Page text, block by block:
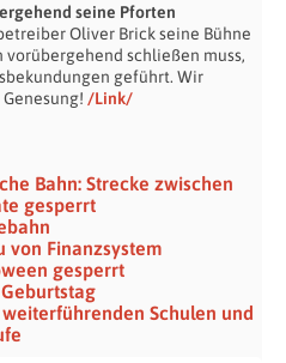
seine Pforten
Oliver Brick seine Bühne
schließen muss,
geführt. Wir
/Link/
Bahn: Strecke zwischen
gesperrt
von Finanzsystem
gesperrt
Schulen und